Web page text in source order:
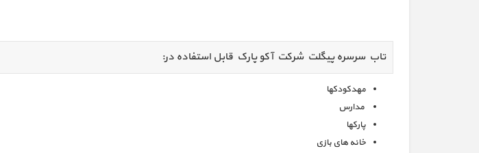
تاب سرسره پیگلت شرکت آکو پارک قابل استفاده در:
مهدکودکها
مدارس
پارکها
خانه های بازی